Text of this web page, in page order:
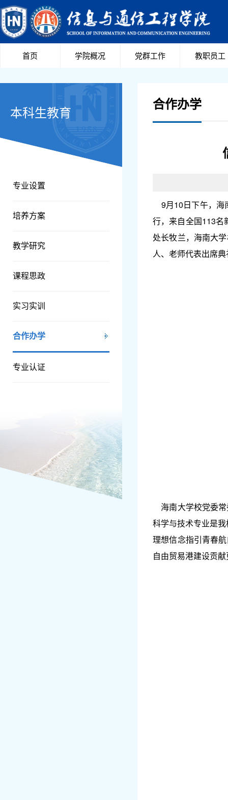
首页 学院概况 党群工作 教职员工
本科生教育
专业设置
培养方案
教学研究
课程思政
实习实训
合作办学
专业认证
合作办学
9月10日下午，海
行，来自全国113名
处长牧兰，海南大
人、老师代表出席
海南大学校党委常
科学与技术专业是
理想信念指引青春
自由贸易港建设贡